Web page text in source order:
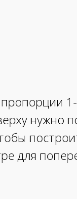
нужно
для